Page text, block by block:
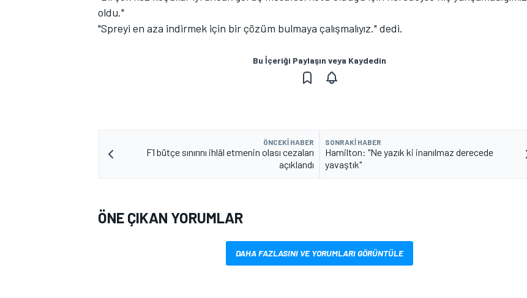
oldu."
"Spreyi en aza indirmek için bir çözüm bulmaya çalışmalıyız." dedi.
Bu İçeriği Paylaşın veya Kaydedin
ÖNCEKI HABER
F1 bütçe sınırını ihlâl etmenin olası cezaları
açıklandı
SONRAKI HABER
Hamilton: "Ne yazık ki inanılmaz derecede
yavaştık"
ÖNE ÇIKAN YORUMLAR
DAHA FAZLASINI VE YORUMLARI GÖRÜNTÜLE